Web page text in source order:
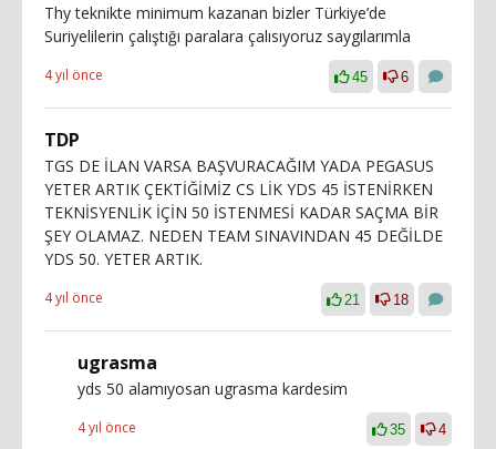
Thy teknikte minimum kazanan bizler Türkiye’de
Suriyelilerin çalıştığı paralara çalısıyoruz saygılarımla
4 yıl önce 45 6
TDP
TGS DE İLAN VARSA BAŞVURACAĞIM YADA PEGASUS
YETER ARTIK ÇEKTİĞİMİZ CS LİK YDS 45 İSTENİRKEN
TEKNİSYENLİK İÇİN 50 İSTENMESİ KADAR SAÇMA BİR
ŞEY OLAMAZ. NEDEN TEAM SINAVINDAN 45 DEĞİLDE
YDS 50. YETER ARTIK.
4 yıl önce 21 18
ugrasma
yds 50 alamıyosan ugrasma kardesim
4 yıl önce 35 4